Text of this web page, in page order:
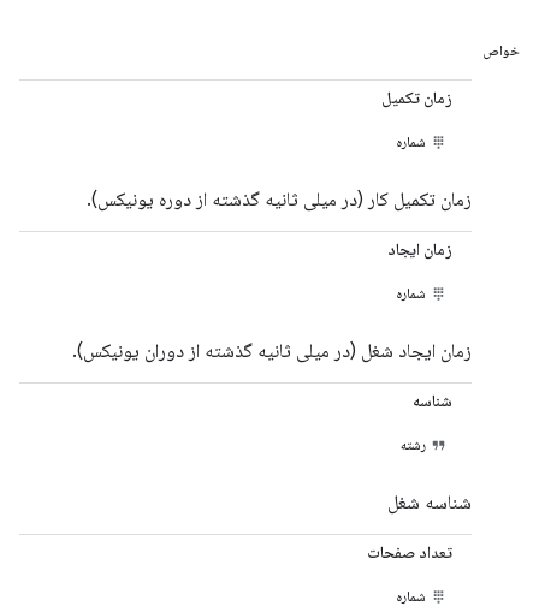
خواص
زمان تکمیل
شماره
زمان تکمیل کار (در میلی ثانیه گذشته از دوره یونیکس).
زمان ایجاد
شماره
زمان ایجاد شغل (در میلی ثانیه گذشته از دوران یونیکس).
شناسه
رشته
شناسه شغل
تعداد صفحات
شماره